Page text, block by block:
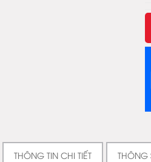
THÔNG TIN CHI TIẾT THÔNG